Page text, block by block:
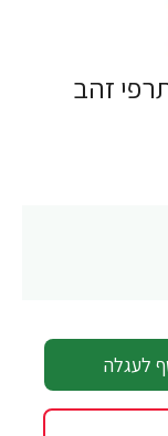
זהב
לעגלה